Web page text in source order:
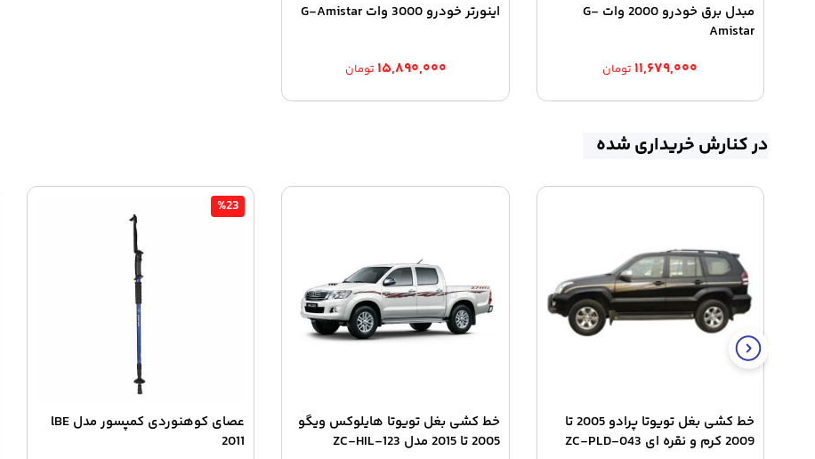
مبدل برق خودرو 2000 وات G-
Amistar
۱۱,۶۷۹,۰۰۰ تومان
اینورتر خودرو 3000 وات G-Amistar
۱۵,۸۹۰,۰۰۰ تومان
در کنارش خریداری شده
خط کشی بغل تویوتا پرادو 2005 تا
2009 کرم و نقره ای ZC-PLD-043
خط کشی بغل تویوتا هایلوکس ویگو
2005 تا 2015 مدل ZC-HIL-123
%23
عصای کوهنوردی کمپسور مدل lBE
2011